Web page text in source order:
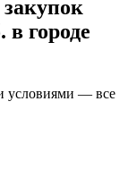
в городе
условиями — все